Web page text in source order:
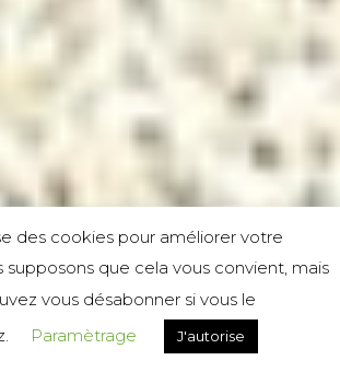
des cookies pour améliorer votre
supposons que cela vous convient, mais
vous désabonner si vous le
Paramètrage J'autorise